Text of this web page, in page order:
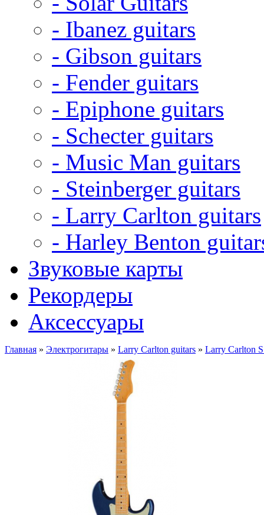
- Ibanez guitars
- Gibson guitars
- Fender guitars
- Epiphone guitars
- Schecter guitars
- Music Man guitars
- Steinberger guitars
- Larry Carlton guitars
- Harley Benton
Звуковые карты
Рекордеры
Аксессуары
Главная » Электрогитары » Larry Carlton guitars » Larry Carlton